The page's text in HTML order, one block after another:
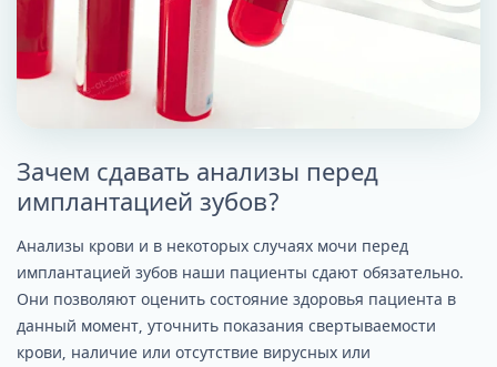
Зачем сдавать анализы перед
имплантацией зубов?
Анализы крови и в некоторых случаях мочи перед
имплантацией зубов наши пациенты сдают обязательно.
Они позволяют оценить состояние здоровья пациента в
данный момент, уточнить показания свертываемости
крови, наличие или отсутствие вирусных или